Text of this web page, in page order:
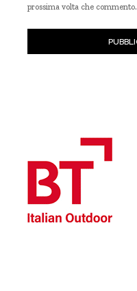
prossima volta che commento.